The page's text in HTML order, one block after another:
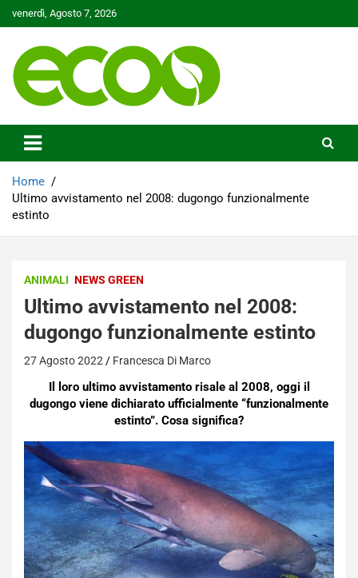
to
venerdì, Agosto 7, 2026
Ecoo.it
Home
Ultimo avvistamento nel 2008: dugongo funzionalmente
estinto
ANIMALI NEWS GREEN
Ultimo avvistamento nel 2008:
dugongo funzionalmente estinto
27 Agosto 2022 Francesca Di Marco
Il loro ultimo avvistamento risale al 2008, oggi il
dugongo viene dichiarato ufficialmente “funzionalmente
estinto”. Cosa significa?